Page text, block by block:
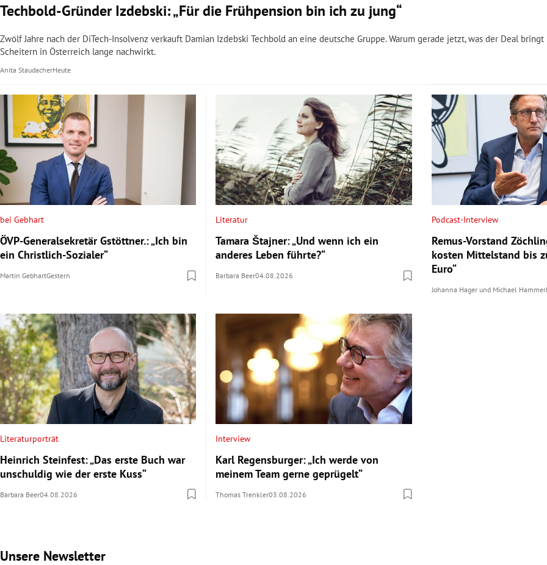
Techbold-Gründer Izdebski: „Für die Frühpension bin ich zu jung“
Zwölf Jahre nach der DiTech-Insolvenz verkauft Damian Izdebski Techbold an eine deutsche Gruppe. Warum gerade jetzt, was der Deal
Scheitern in Österreich lange nachwirkt.
Anita StaudacherHeute
bei Gebhart
ÖVP-Generalsekretär Gstöttner.: „Ich bin
ein Christlich-Sozialer“
Martin GebhartGestern
Literatur
Tamara Štajner: „Und wenn ich ein
anderes Leben führte?“
Barbara Beer04.08.2026
Podcast-Interview
Remus-Vorstand
kosten Mittelstand bis
Euro“
Johanna Hagerund Michael
Literaturporträt
Heinrich Steinfest: „Das erste Buch war
unschuldig wie der erste Kuss“
Barbara Beer04.08.2026
Interview
Karl Regensburger: „Ich werde von
meinem Team gerne geprügelt“
Thomas Trenkler03.08.2026
Unsere Newsletter
Slide 1 von 3